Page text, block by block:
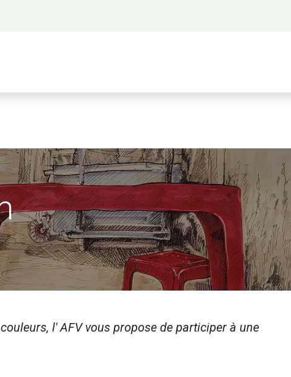
l' AFV vous propose de participer à une